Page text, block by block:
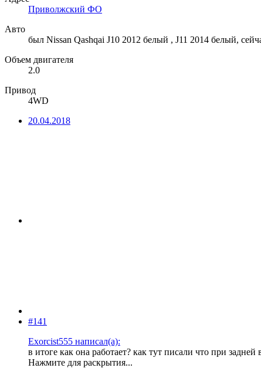
Приволжский ФО
Авто
был Nissan Qashqai J10 2012 белый , J11 2014 белый,
Объем двигателя
2.0
Привод
4WD
20.04.2018
#141
Exorcist555 написал(а):
в итоге как она работает? как тут писали что при
Нажмите для раскрытия...